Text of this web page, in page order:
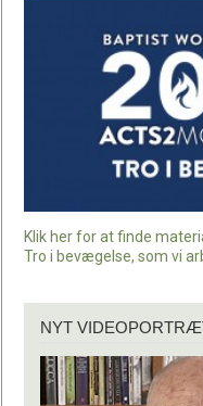
Klik her for at finde
Tro i bevægelse, som vi
videoportræt
NYT